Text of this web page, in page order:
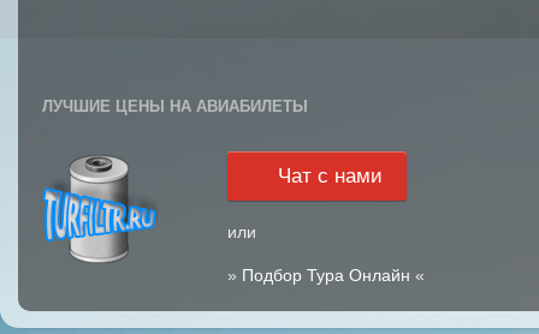
ЛУЧШИЕ ЦЕНЫ НА АВИАБИЛЕТЫ
Чат с нами
или
» Подбор Тура Онлайн «